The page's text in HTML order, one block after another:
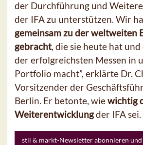
der Durchführung und
der IFA zu unterstützen. Wir
gemeinsam zu der weltweiten
gebracht, die sie heute hat
der erfolgreichsten Messen in
Portfolio macht”, erklärte Dr.
Vorsitzender der
Berlin. Er betonte, wiewichtig
Weiterentwicklungder IFA sei.
stil & markt-Newsletter abonnieren